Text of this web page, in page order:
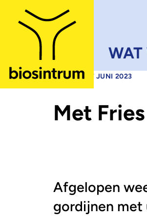
WAT
NIEUWS • 27 JUNI 2023
Met
Afgelopen
gordijnen met